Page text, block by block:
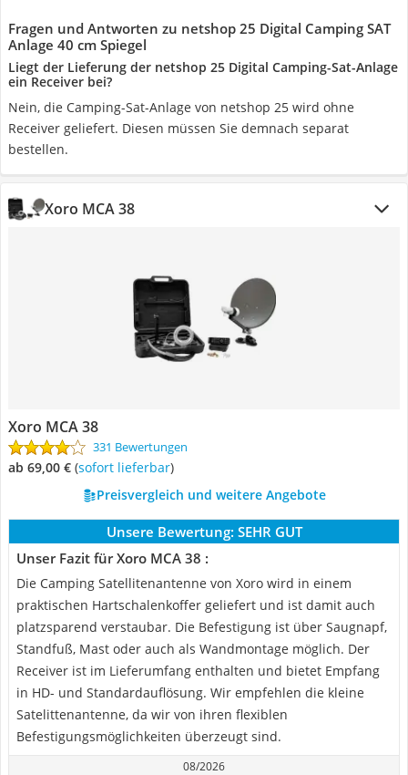
Fragen und Antworten zu netshop 25 Digital Camping SAT
Anlage 40 cm Spiegel
Liegt der Lieferung der netshop 25 Digital Camping-Sat-Anlage
ein Receiver bei?
Nein, die Camping-Sat-Anlage von netshop 25 wird ohne
Receiver geliefert. Diesen müssen Sie demnach separat
bestellen.
Xoro MCA 38
Xoro MCA 38
331 Bewertungen
ab 69,00 € ( Sofort lieferbar)
Preisvergleich und weitere Angebote
Unsere Bewertung: SEHR GUT
Unser Fazit für Xoro MCA 38 :
Die Camping Satellitenantenne von Xoro wird in einem
praktischen Hartschalenkoffer geliefert und ist damit auch
platzsparend verstaubar. Die Befestigung ist über Saugnapf,
Standfuß, Mast oder auch als Wandmontage möglich. Der
Receiver ist im Lieferumfang enthalten und bietet Empfang
in HD- und Standardauflösung. Wir empfehlen die kleine
Satelittenantenne, da wir von ihren flexiblen
Befestigungsmöglichkeiten überzeugt sind.
08/2026